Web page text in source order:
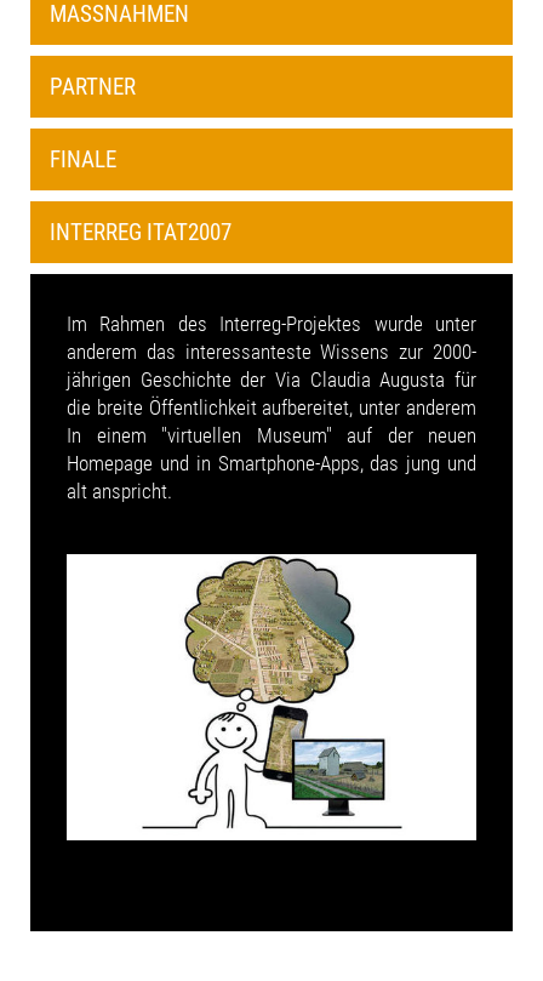
MASSNAHMEN
PARTNER
FINALE
INTERREG ITAT2007
Im Rahmen des Interreg-Projektes wurde unter
anderem das interessanteste Wissens zur 2000-
jährigen Geschichte der Via Claudia Augusta für
die breite Öffentlichkeit aufbereitet, unter anderem
In einem "virtuellen Museum" auf der neuen
Homepage und in Smartphone-Apps, das jung und
alt anspricht.